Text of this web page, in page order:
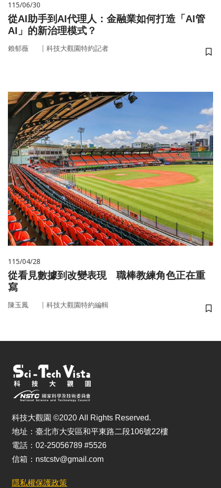
115/06/30
從AI助手到AI代理人：金融業如何打造「AI管
AI」的新治理模式？
賴郁薇 ｜ 科技大觀園特約記者
儲
115/04/28
從看見數據到改變表現 職棒教練角色正在重
寫
陳玉鳳 ｜ 科技大觀園特約編輯
儲
科技大觀園 ©2020 All Rights Reserved.
地址：臺北市大安區和平東路二段106號22樓
電話：02-25056789 #5526
信箱：nstcstv@gmail.com
隱私權保護政策